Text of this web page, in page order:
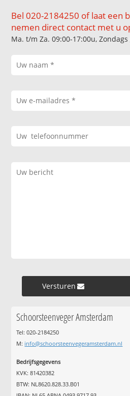
Bel 020-2184250 of laat een
nemen direct contact met u
Ma. t/m Za. 09:00-17:00u,
Versturen »
Schoorsteenveger Amsterdam
Tel: 020-2184250
M: info@schoorsteenvegeramsterdam.nl
Bedrijfsgegevens
KVK: 81420382
BTW: NL8620.828.33.B01